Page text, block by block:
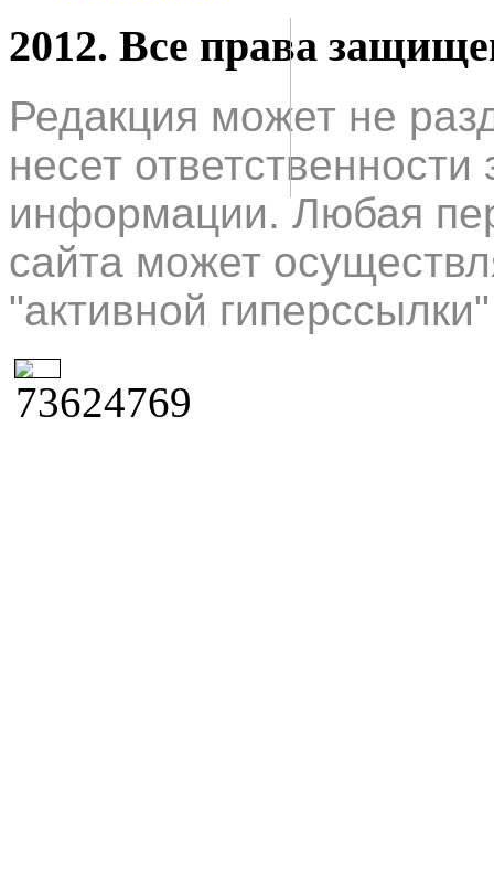
2012. Все права
Редакция может не
несет
информации. Любая
сайта может
"активной